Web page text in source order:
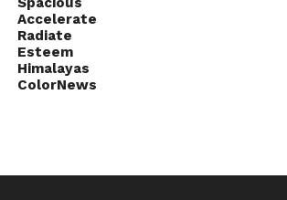
Accelerate
Radiate
Esteem
Himalayas
ColorNews